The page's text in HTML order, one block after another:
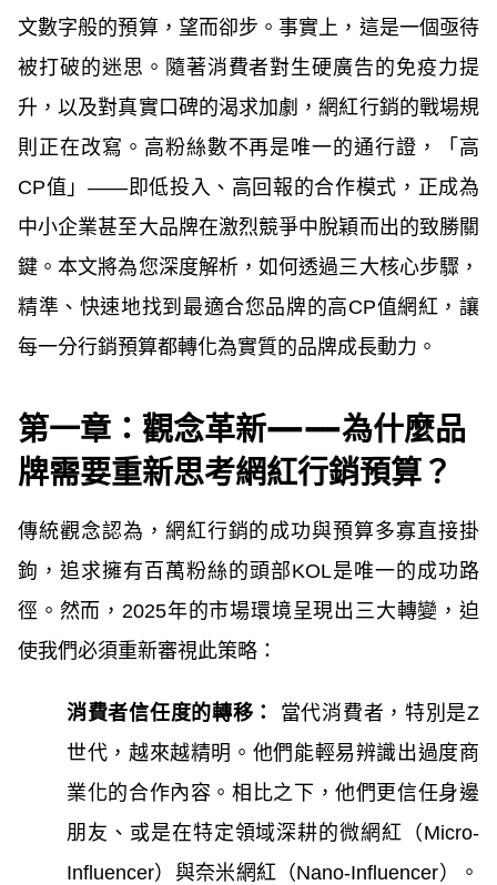
文數字般的預算，望而卻步。事實上，這是一個亟待
被打破的迷思。隨著消費者對生硬廣告的免疫力提
升，以及對真實口碑的渴求加劇，網紅行銷的戰場規
則正在改寫。高粉絲數不再是唯一的通行證，「高
CP值」——即低投入、高回報的合作模式，正成為
中小企業甚至大品牌在激烈競爭中脫穎而出的致勝關
鍵。本文將為您深度解析，如何透過三大核心步驟，
精準、快速地找到最適合您品牌的高CP值網紅，讓
每一分行銷預算都轉化為實質的品牌成長動力。
第一章：觀念革新——為什麼品
牌需要重新思考網紅行銷預算？
傳統觀念認為，網紅行銷的成功與預算多寡直接掛
鉤，追求擁有百萬粉絲的頭部KOL是唯一的成功路
徑。然而，2025年的市場環境呈現出三大轉變，迫
使我們必須重新審視此策略：
消費者信任度的轉移：
當代消費者，特別是Z
世代，越來越精明。他們能輕易辨識出過度商
業化的合作內容。相比之下，他們更信任身邊
朋友、或是在特定領域深耕的微網紅（Micro-
Influencer）與奈米網紅（Nano-Influencer）。